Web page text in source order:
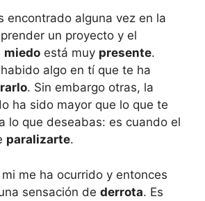
encontrado alguna vez en la
un proyecto y el
miedo está muy presente.
algo en tí que te ha
. Sin embargo otras, la
ha sido mayor que lo que te
lo que deseabas: es cuando el
paralizarte.
me ha ocurrido y entonces
sensación de derrota. Es